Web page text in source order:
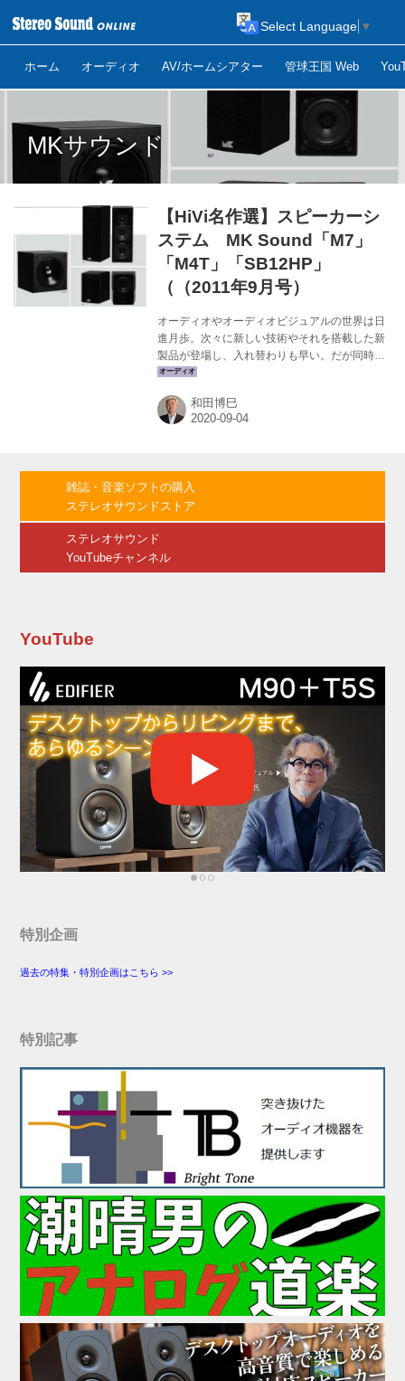
ホーム オーディオ AV/ホームシアター 管球王国 Web
Select Language ▼
MKサウンド
【HiVi名作選】スピーカーシ
ステム MK Sound「M7」
「M4T」「SB12HP」
（（2011年9月号）
オーディオやオーディオビジュアルの世界は日
進月歩。次々に新しい技術やそれを搭載した新
製品が登場し、入れ替わりも早い。だが同時に
それらは、常に時代の最先端を走っているモデ
このシリーズでは、弊社出版物で紹介してきた
名機や名作ソフトに関連した記事を振り返って
りのMKサウンドから、今度はかなり手ごろな価
格のMシリーズが登場した。 ラインナップは、
和田博巳
雑誌・音楽ソフトの購入
ステレオサウンドストア
ステレオサウンド
YouTubeチャンネル
YouTube
特別企画
過去の特集・特別企画はこちら >>
特別記事